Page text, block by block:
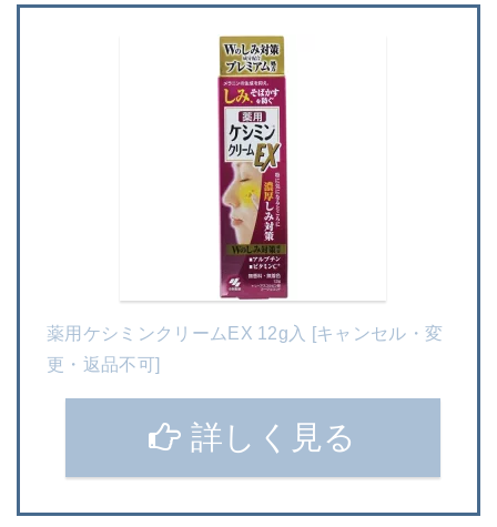
薬用ケシミンクリームEX 12g入 [キャンセル・変
更・返品不可]
詳しく見る